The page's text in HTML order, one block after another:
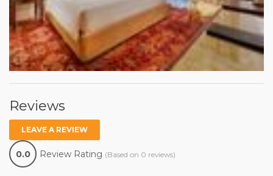
Reviews
LEAVE A REVIEW
0.0 Review Rating (Based on 0 reviews)